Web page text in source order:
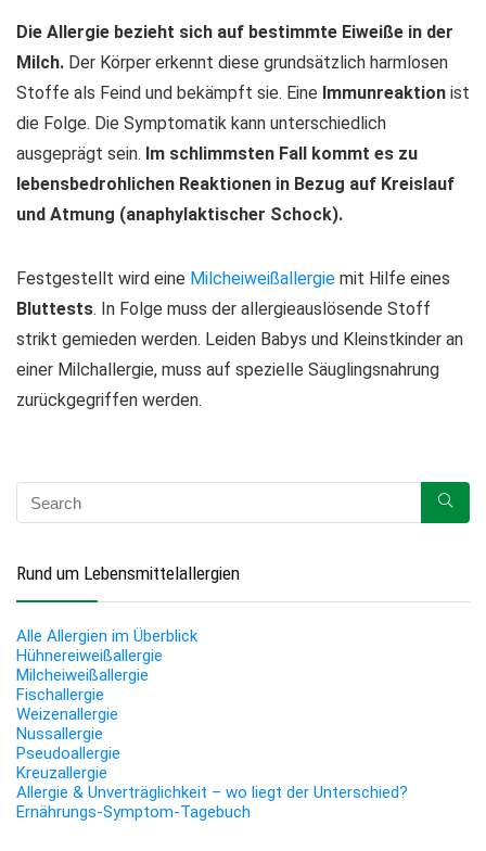
Die Allergie bezieht sich auf bestimmte Eiweiße in der
Milch. Der Körper erkennt diese grundsätzlich harmlosen
Stoffe als Feind und bekämpft sie. Eine Immunreaktion ist
die Folge. Die Symptomatik kann unterschiedlich
ausgeprägt sein. Im schlimmsten Fall kommt es zu
lebensbedrohlichen Reaktionen in Bezug auf Kreislauf
und Atmung (anaphylaktischer Schock).
Festgestellt wird eine Milcheiweißallergie mit Hilfe eines
Bluttests. In Folge muss der allergieauslösende Stoff
strikt gemieden werden. Leiden Babys und Kleinstkinder an
einer Milchallergie, muss auf spezielle Säuglingsnahrung
zurückgegriffen werden.
Rund um Lebensmittelallergien
Alle Allergien im Überblick
Hühnereiweißallergie
Milcheiweißallergie
Fischallergie
Weizenallergie
Nussallergie
Pseudoallergie
Kreuzallergie
Allergie & Unverträglichkeit – wo liegt der Unterschied?
Ernährungs-Symptom-Tagebuch